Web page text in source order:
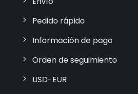
Pedido rápido
Información de pago
Orden de seguimiento
USD-EUR